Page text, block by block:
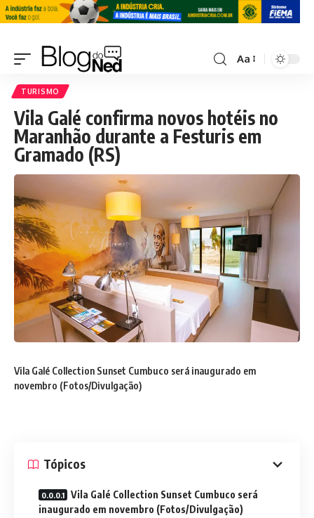
Aa
TURISMO
Vila Galé confirma novos hotéis no
Maranhão durante a Festuris em
Gramado (RS)
Vila Galé Collection Sunset Cumbuco será inaugurado em
novembro (Fotos/Divulgação)
Tópicos
Vila Galé Collection Sunset Cumbuco será
inaugurado em novembro (Fotos/Divulgação)